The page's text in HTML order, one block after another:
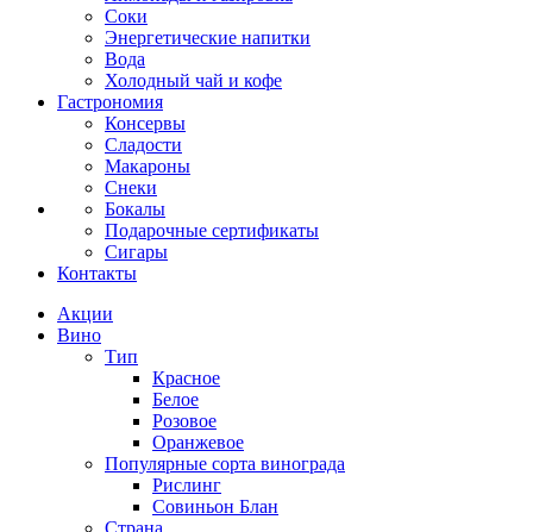
Соки
Энергетические напитки
Вода
Холодный чай и кофе
Гастрономия
Консервы
Сладости
Макароны
Снеки
Бокалы
Подарочные сертификаты
Сигары
Контакты
Акции
Вино
Тип
Красное
Белое
Розовое
Оранжевое
Популярные сорта винограда
Рислинг
Совиньон Блан
Страна